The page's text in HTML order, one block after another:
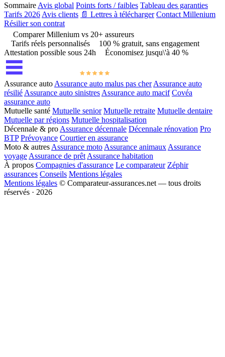
Sommaire Avis global Points forts / faibles Tableau des garanties
Tarifs 2026 Avis clients 📄 Lettres à télécharger Contact Millenium
Résilier son contrat
Comparer Millenium vs 20+ assureurs
Tarifs réels personnalisés
100 % gratuit, sans engagement
Attestation possible sous 24h
Économisez jusqu\'à 40 %
Assurance auto Assurance auto malus pas cher Assurance auto
résilié Assurance auto sinistres Assurance auto macif Covéa
assurance auto
Mutuelle santé Mutuelle senior Mutuelle retraite Mutuelle dentaire
Mutuelle par régions Mutuelle hospitalisation
Décennale & pro Assurance décennale Décennale rénovation Pro
BTP Prévoyance Courtier en assurance
Moto & autres Assurance moto Assurance animaux Assurance
voyage Assurance de prêt Assurance habitation
À propos Compagnies d'assurance Le comparateur Zéphir
assurances Conseils Mentions légales
Mentions légales © Comparateur-assurances.net — tous droits
réservés · 2026